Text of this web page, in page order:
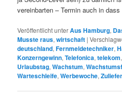
vereinbarten – Termin auch in
Veröffentlicht unterAus Hamburg,
Musste raus,wirtschaft |
deutschland,Fernmeldetechniker,
Konzerngewinn,Telefonica,telekom
Urlaubstag,Wachstum,
Warteschleife,Werbewoche,